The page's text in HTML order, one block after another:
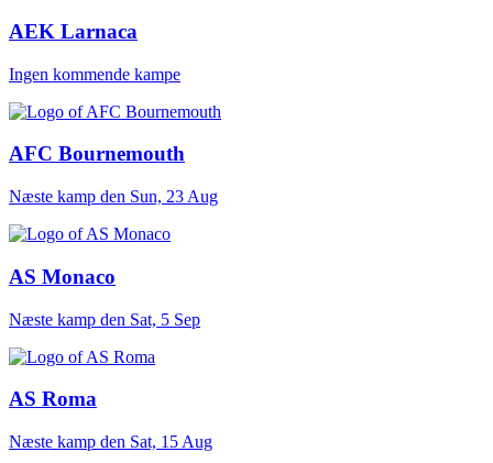
AEK Larnaca
Ingen kommende kampe
AFC Bournemouth
Næste kamp den Sun, 23 Aug
AS Monaco
Næste kamp den Sat, 5 Sep
AS Roma
Næste kamp den Sat, 15 Aug